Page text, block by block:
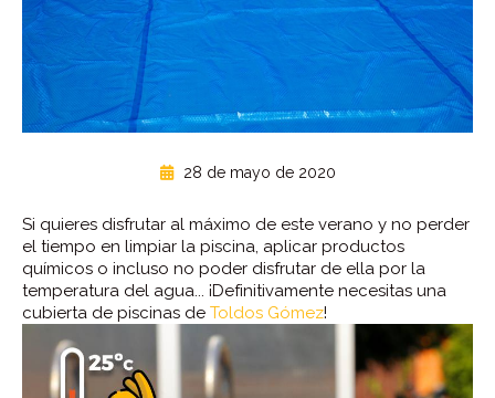
28 de mayo de 2020
Si quieres disfrutar al máximo de este verano y no perder
el tiempo en limpiar la piscina, aplicar productos
químicos o incluso no poder disfrutar de ella por la
temperatura del agua... ¡Definitivamente necesitas una
cubierta de piscinas de Toldos Gómez!